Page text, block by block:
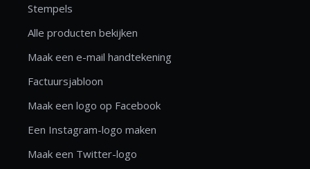
Stempels
Alle producten bekijken
Maak een e-mail handtekening
Factuursjabloon
Maak een logo op Facebook
Een Instagram-logo maken
Maak een Twitter-logo